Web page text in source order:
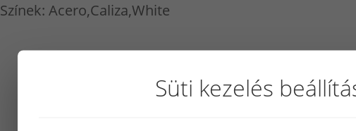
Színek: Acero,Caliza,White
Süti kezelés